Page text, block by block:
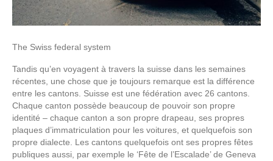
The Swiss federal system
Tandis qu’en voyagent à travers la suisse dans les semaines
récentes, une chose que je toujours remarque est la différence
entre les cantons. Suisse est une fédération avec 26 cantons.
Chaque canton possède beaucoup de pouvoir son propre
identité – chaque canton a son propre drapeau, ses propres
plaques d’immatriculation pour les voitures, et quelquefois son
propre dialecte. Les cantons quelquefois ont ses propres fêtes
publiques aussi, par exemple le ‘Fête de l’Escalade’ de Geneva